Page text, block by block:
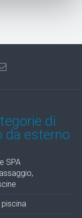
di
da esterno
SPA